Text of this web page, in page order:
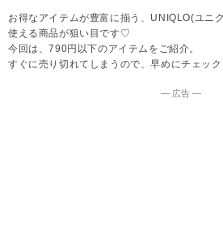
お得なアイテムが豊富に揃う、UNIQLO(ユニ
使える商品が狙い目です♡
今回は、790円以下のアイテムをご紹介。
すぐに売り切れてしまうので、早めにチェッ
― 広告 ―